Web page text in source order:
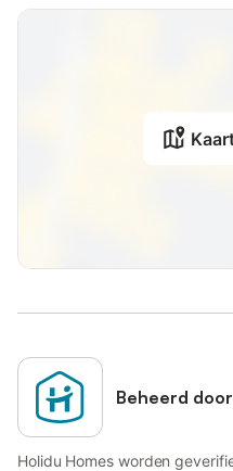
Beheerd
Holidu Homes worden